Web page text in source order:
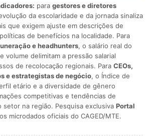
para gestores e diretores
da escolaridade e da jornada sinaliza
que exigem ajuste em descrições de
de benefícios na localidade. Para
e headhunters, o salário real do
volume delimitam a pressão salarial
de recolocação regionais. Para CEOs,
e estrategistas de negócio, o Índice de
etário e a diversidade de gênero
competitivas e tendências de
setor na região. Pesquisa exclusiva Portal
microdados oficiais do CAGED/MTE.